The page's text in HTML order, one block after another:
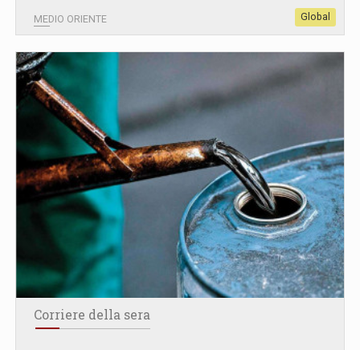
MEDIO ORIENTE Global
Corriere della sera